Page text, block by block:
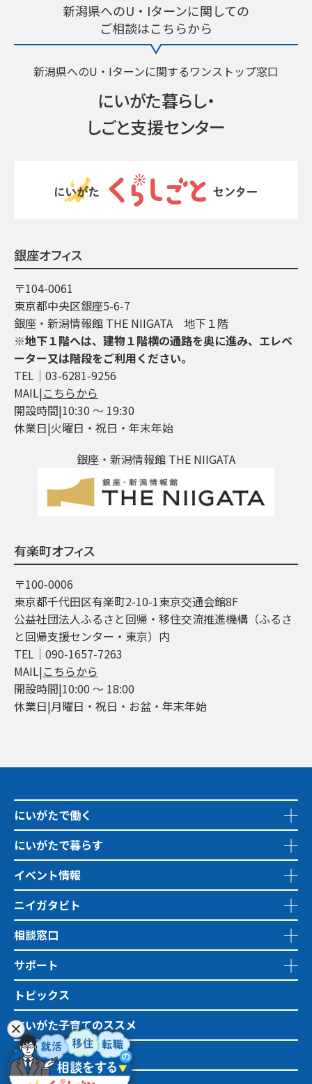
新潟県へのU・Iターンに関しての
ご相談はこちらから
新潟県へのU・Iターンに関するワンストップ窓口
にいがた暮らし・
しごと支援センター
銀座オフィス
〒104-0061
東京都中央区銀座5-6-7
銀座・新潟情報館 THE NIIGATA 地下１階
※地下１階へは、建物１階横の通路を奥に進み、エレベ
ーター又は階段をご利用ください。
TEL│03-6281-9256
MAIL|こちらから
開設時間|10:30 ～ 19:30
休業日|火曜日・祝日・年末年始
銀座・新潟情報館 THE NIIGATA
有楽町オフィス
〒100-0006
東京都千代田区有楽町2-10-1東京交通会館8F
公益社団法人ふるさと回帰・移住交流推進機構（ふるさ
と回帰支援センター・東京）内
TEL│090-1657-7263
MAIL|こちらから
開設時間|10:00 ～ 18:00
休業日|月曜日・祝日・お盆・年末年始
にいがたで働く
にいがたで暮らす
イベント情報
ニイガタビト
相談窓口
サポート
トピックス
にいがた子育てのススメ
地域おこし協力隊